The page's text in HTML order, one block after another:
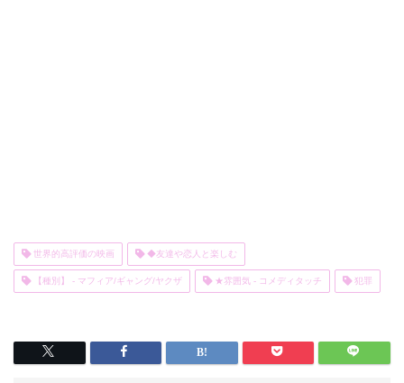
世界的高評価の映画 ◆友達や恋人と楽しむ
【種別】 - マフィア/ギャング/ヤクザ ★雰囲気 - コメディタッチ 犯罪